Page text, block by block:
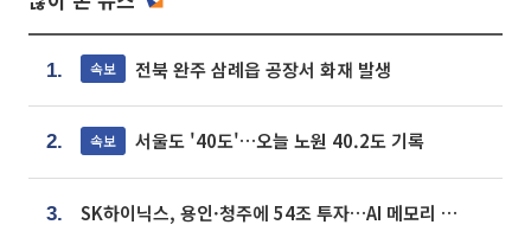
1. 속보 전북 완주 삼례읍 공장서 화재 발생
2. 속보 서울도 '40도'…오늘 노원 40.2도 기록
3. SK하이닉스, 용인·청주에 54조 투자…AI 메모리 생산기지 키운다